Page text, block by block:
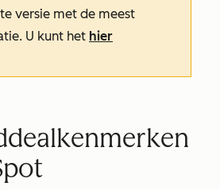
versie met de meest
U kunt het hier